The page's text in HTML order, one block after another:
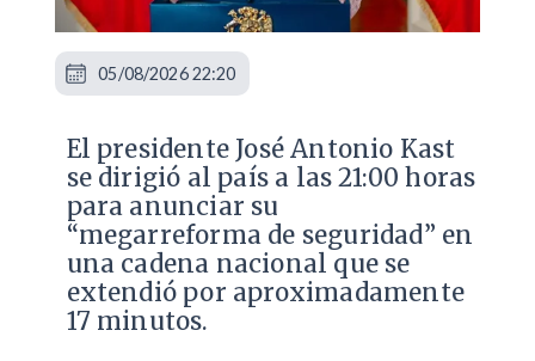
El presidente José Antonio Kast
se dirigió al país a las 21:00 horas
para anunciar su
“megarreforma de seguridad” en
una cadena nacional que se
extendió por aproximadamente
17 minutos.
05/08/2026 22:20